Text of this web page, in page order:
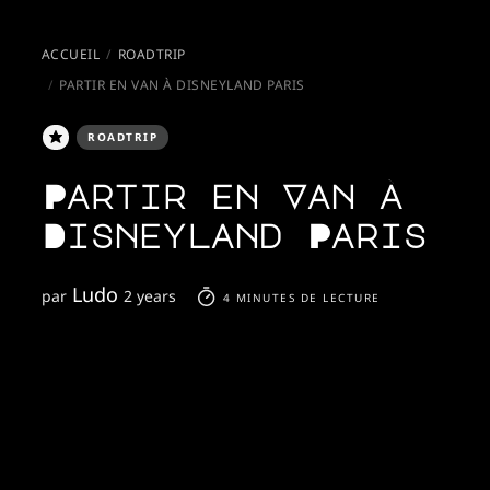
ACCUEIL
ROADTRIP
PARTIR EN VAN À DISNEYLAND PARIS
ROADTRIP
Partir en Van à
Disneyland Paris
par Ludo 2 years 4 MINUTES DE LECTURE